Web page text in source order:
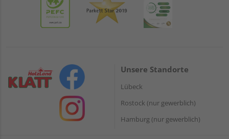
Unsere Standorte
Lübeck
Rostock (nur gewerblich)
Hamburg (nur gewerblich)